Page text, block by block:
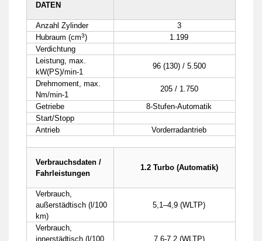
DATEN
Anzahl Zylinder
3
Hubraum (cm3)
1.199
Verdichtung
Leistung, max.
kW(PS)/min-1
96 (130) / 5.500
Drehmoment, max.
Nm/min-1
205 / 1.750
Getriebe
8-Stufen-Automatik
Start/Stopp
Antrieb
Vorderradantrieb
Verbrauchsdaten /
Fahrleistungen
1.2 Turbo (Automatik)
Verbrauch,
außerstädtisch (l/100
km)
5,1–4,9 (WLTP)
Verbrauch,
innerstädtisch (l/100
7,6-7,2 (WLTP)